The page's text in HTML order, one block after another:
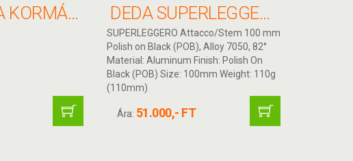
DEDA PISTA KORMÁNYFEJ 31 7 X 110MM 70° FÉNYES FEKETE(V.NYAK 1 1/8) DEDA SUPERLEGGERA KORMÁNYFEJ 31.7X100MM POB TITÁN CSAVAROKKAL
SUPERLEGGERO Attacco/Stem 100 mm
Polish on Black (POB), Alloy 7050, 82°
Material: Aluminum Finish: Polish On
Black (POB) Size: 100mm Weight: 110g
(110mm)
Ára: 51.000,- FT